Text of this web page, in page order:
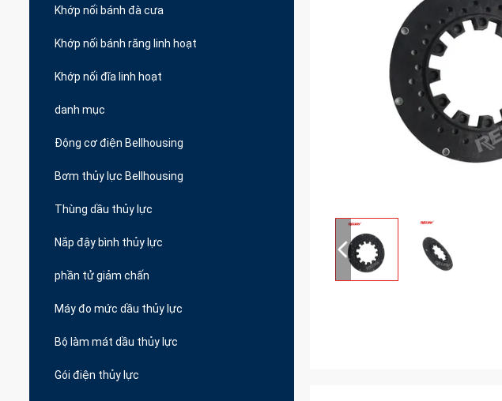
Khớp nối bánh đà cưa
Khớp nối bánh răng linh hoạt
Khớp nối đĩa linh hoạt
danh mục
Động cơ điện Bellhousing
Bơm thủy lực Bellhousing
Thùng dầu thủy lực
Nắp đậy bình thủy lực
phần tử giảm chấn
Máy đo mức dầu thủy lực
Bộ làm mát dầu thủy lực
Gói điện thủy lực